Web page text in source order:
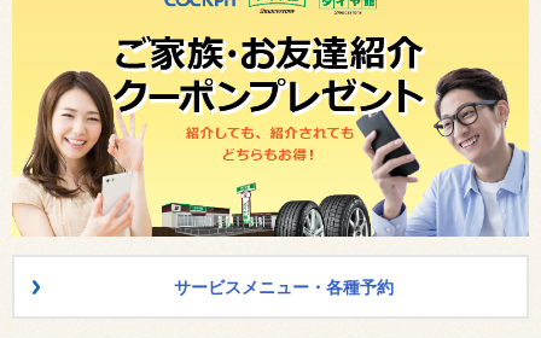
サービスメニュー・各種予約